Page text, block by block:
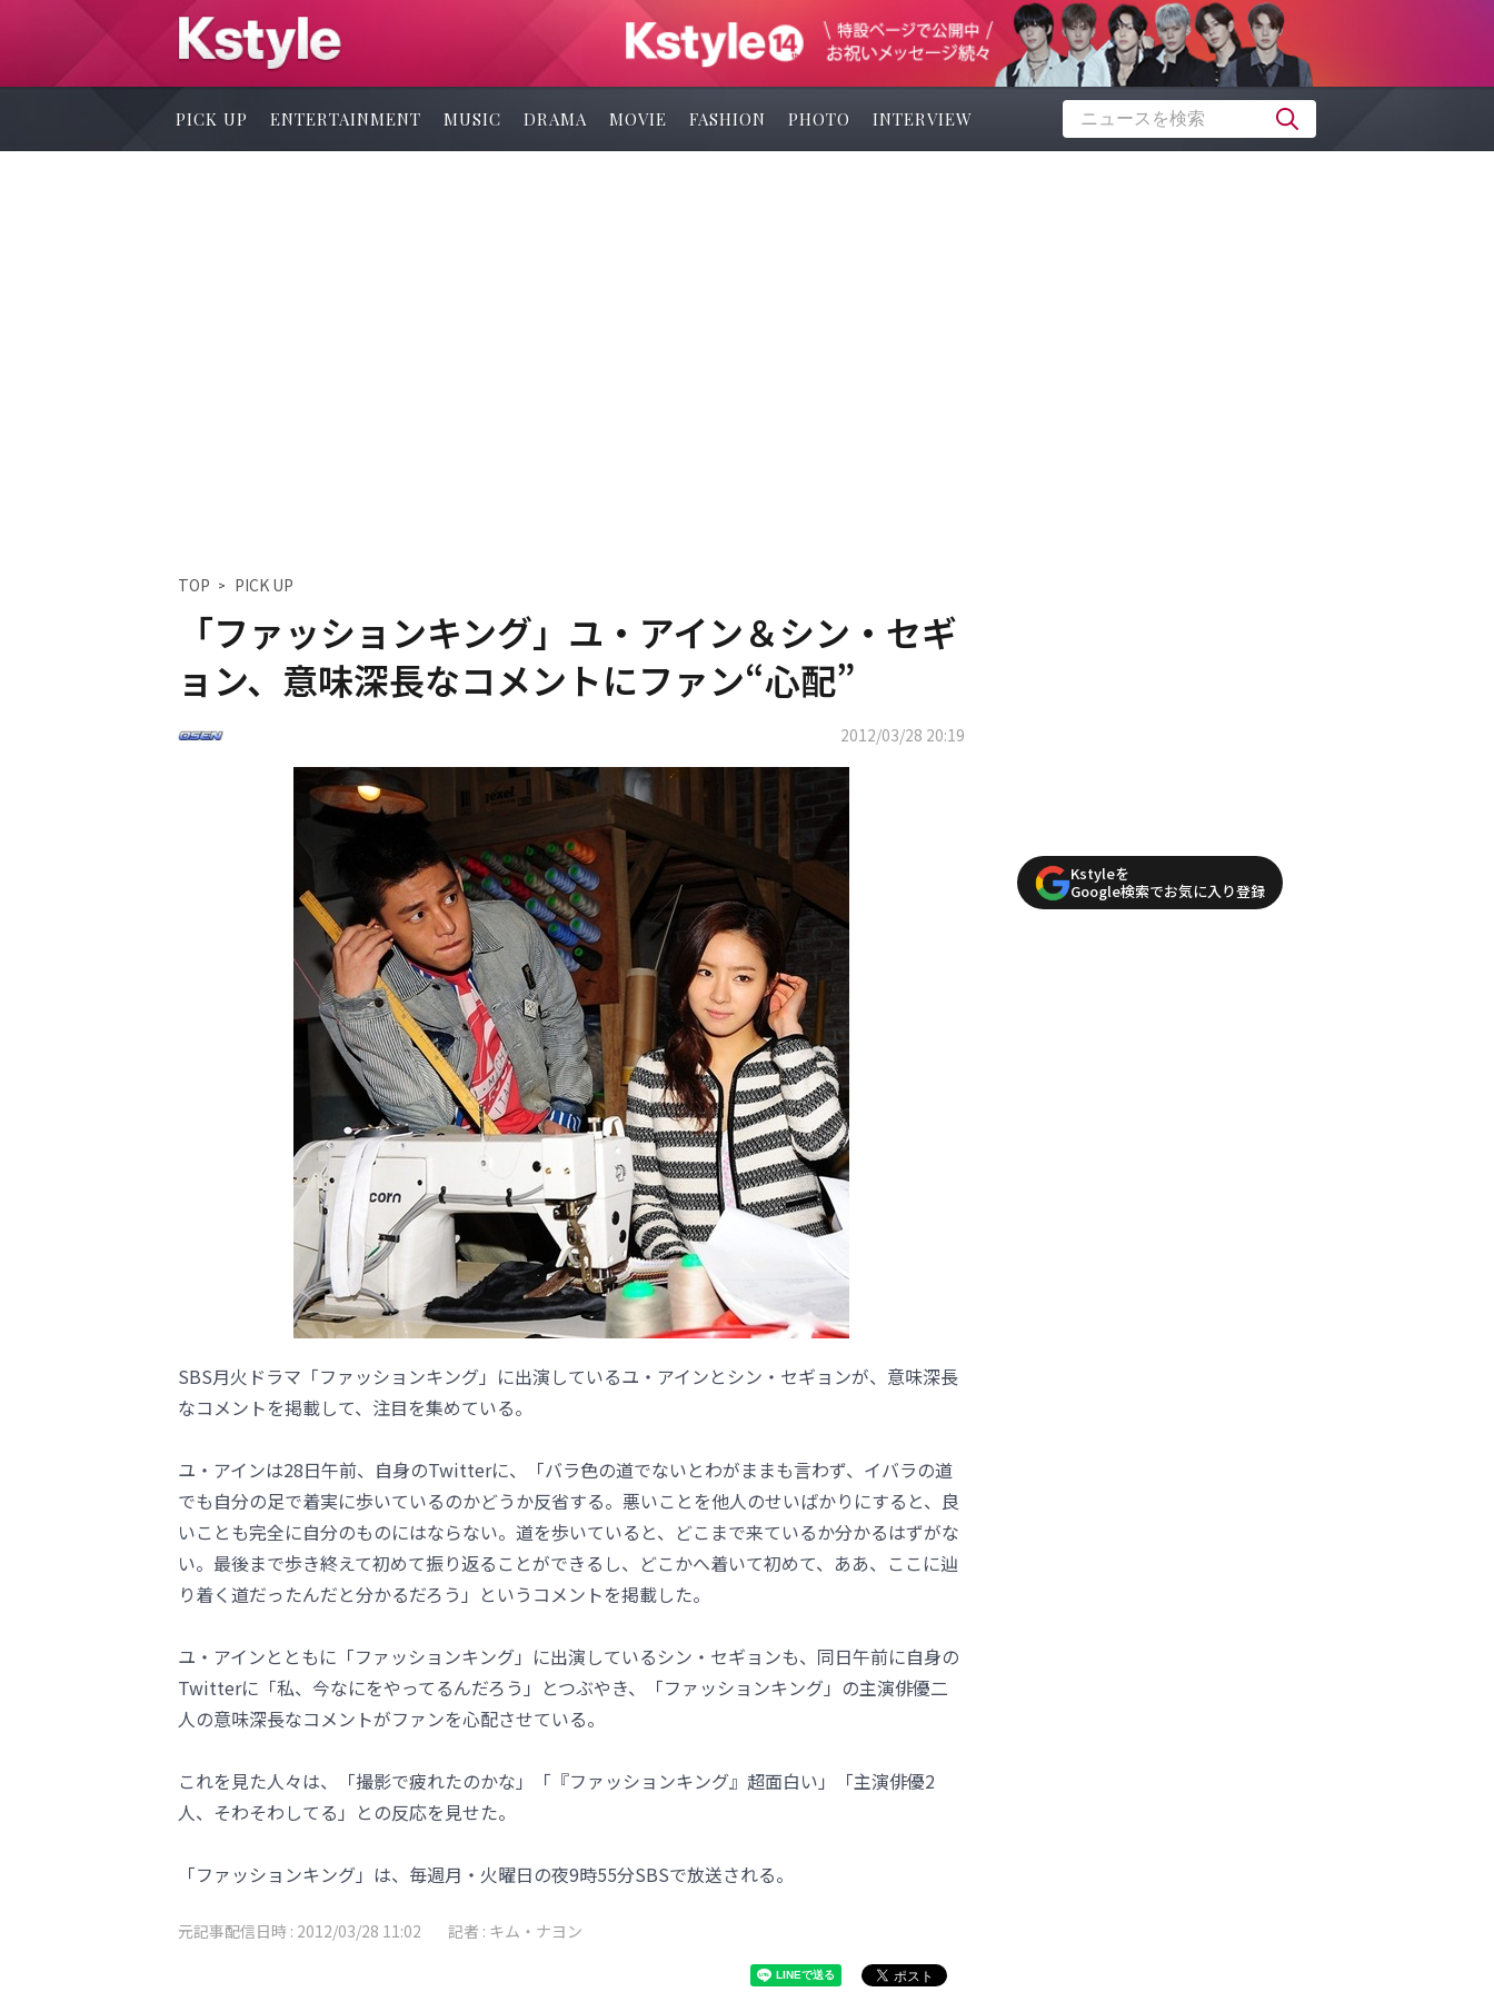
PICK UP ENTERTAINMENT MUSIC DRAMA MOVIE FASHION PHOTO INTERVIEW
TOP PICK UP
「ファッションキング」ユ・アイン＆シン・セギ
ョン、意味深長なコメントにファン“心配”
2012/03/28 20:19
SBS月火ドラマ「ファッションキング」に出演しているユ・アインとシン・セギョンが、意味深長
なコメントを掲載して、注目を集めている。
ユ・アインは28日午前、自身のTwitterに、「バラ色の道でないとわがままも言わず、イバラの道
でも自分の足で着実に歩いているのかどうか反省する。悪いことを他人のせいばかりにすると、良
いことも完全に自分のものにはならない。道を歩いていると、どこまで来ているか分かるはずがな
い。最後まで歩き終えて初めて振り返ることができるし、どこかへ着いて初めて、ああ、ここに辿
り着く道だったんだと分かるだろう」というコメントを掲載した。
ユ・アインとともに「ファッションキング」に出演しているシン・セギョンも、同日午前に自身の
Twitterに「私、今なにをやってるんだろう」とつぶやき、「ファッションキング」の主演俳優二
人の意味深長なコメントがファンを心配させている。
これを見た人々は、「撮影で疲れたのかな」「『ファッションキング』超面白い」「主演俳優2
人、そわそわしてる」との反応を見せた。
「ファッションキング」は、毎週月・火曜日の夜9時55分SBSで放送される。
元記事配信日時 : 2012/03/28 11:02 記者 : キム・ナヨン
Kstyleを
Google検索でお気に入り登録